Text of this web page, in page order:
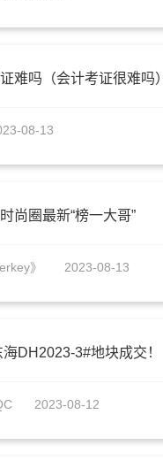
难吗（会计考证很难吗）
08-13
尚圈最新“榜一大哥”
》 2023-08-13
DH2023-3#地块成交！
2023-08-12